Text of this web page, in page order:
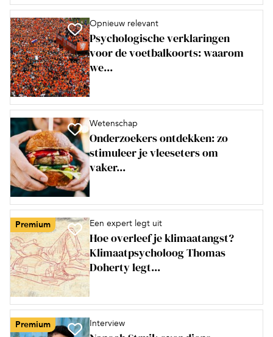
Opnieuw relevant
Psychologische verklaringen
voor de voetbalkoorts: waarom
we...
Wetenschap
Onderzoekers ontdekken: zo
stimuleer je vleeseters om
vaker...
Premium Een expert legt uit
Hoe overleef je klimaatangst?
Klimaatpsycholoog Thomas
Doherty legt...
Premium Interview